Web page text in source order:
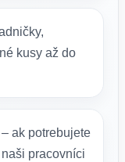
kusy až do
– ak potrebujete
pracovníci